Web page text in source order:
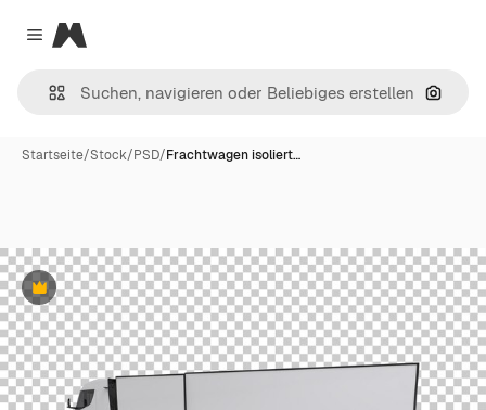
Close menu
Magnific
Nach
Startseite/Stock/PSD/Frachtwagen isoliert…
Premium